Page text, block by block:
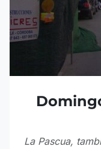
La Pascua,